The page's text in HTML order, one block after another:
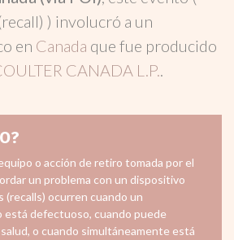
) involucró a un
en Canada que fue producido
CANADA L.P..
o acción de retiro tomada por el
un problema con un dispositivo
(recalls) ocurren cuando un
está defectuoso, cuando puede
o cuando simultáneamente está